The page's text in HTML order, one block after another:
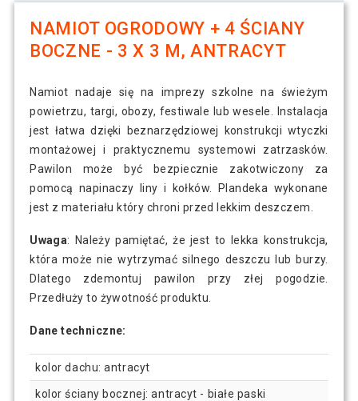
NAMIOT OGRODOWY + 4 ŚCIANY
BOCZNE - 3 X 3 M, ANTRACYT
Namiot nadaje się na imprezy szkolne na świeżym
powietrzu, targi, obozy, festiwale lub wesele. Instalacja
jest łatwa dzięki beznarzędziowej konstrukcji wtyczki
montażowej i praktycznemu systemowi zatrzasków.
Pawilon może być bezpiecznie zakotwiczony za
pomocą napinaczy liny i kołków. Plandeka wykonane
jest z materiału który chroni przed lekkim deszczem.
Uwaga: Należy pamiętać, że jest to lekka konstrukcja,
która może nie wytrzymać silnego deszczu lub burzy.
Dlatego zdemontuj pawilon przy złej pogodzie.
Przedłuży to żywotność produktu.
Dane techniczne:
kolor dachu: antracyt
kolor ściany bocznej: antracyt - białe paski